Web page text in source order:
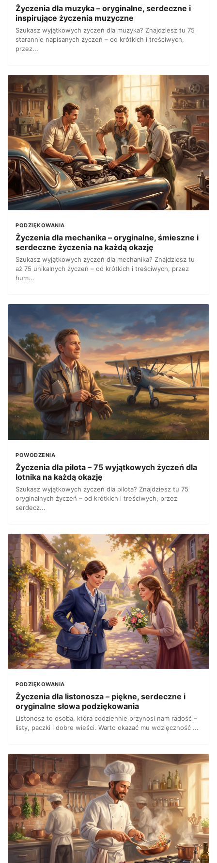
Życzenia dla muzyka – oryginalne, serdeczne i
inspirujące życzenia muzyczne
Szukasz wyjątkowych życzeń dla muzyka? Znajdziesz tu 75
starannie napisanych życzeń – od krótkich i treściwych,
przez...
PODZIĘKOWANIA
Życzenia dla mechanika – oryginalne, śmieszne i
serdeczne życzenia na każdą okazję
Szukasz wyjątkowych życzeń dla mechanika? Znajdziesz tu
aż 75 unikalnych życzeń – od krótkich i treściwych, przez
hum...
POWODZENIA
Życzenia dla pilota – 75 wyjątkowych życzeń dla
lotnika na każdą okazję
Szukasz wyjątkowych życzeń dla pilota? Znajdziesz tu 75
oryginalnych życzeń – od krótkich i treściwych, przez
serdecz...
PODZIĘKOWANIA
Życzenia dla listonosza – piękne, serdeczne i
oryginalne słowa podziękowania
Listonosz to osoba, która codziennie przynosi nam radość –
listy, paczki i dobre wieści. Warto okazać mu wdzięczność ...